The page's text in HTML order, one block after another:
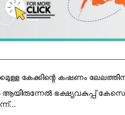
കേക്കിന്റെ കഷണം
ആയിരുന്നേല്‍ ഭക്ഷ്യവകുപ്പ്